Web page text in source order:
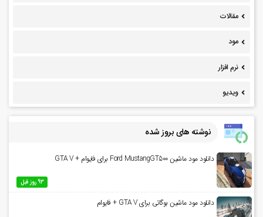
مقالات
مود
نرم افزار
ویدیو
نوشته های بروز شده
دانلود مود ماشین Ford MustangGT500 برای فایوام + GTA V
93 روز قبل
دانلود مود ماشین بوگاتی برای GTA V + فایوام